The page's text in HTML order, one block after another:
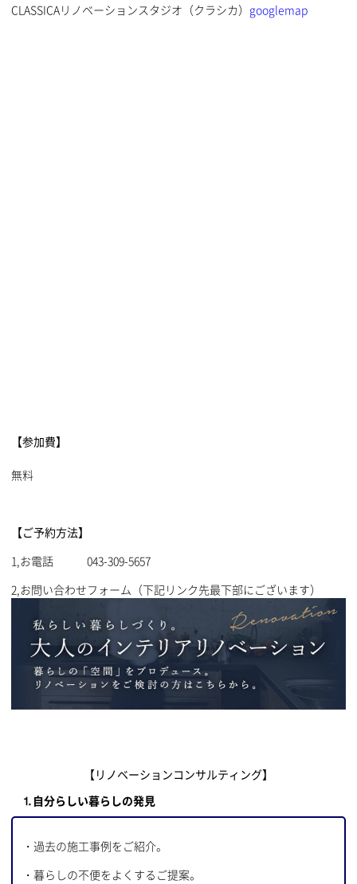
CLASSICAリノベーションスタジオ（クラシカ） googlemap
【参加費】
無料
【ご予約方法】
1,お電話 043-309-5657
2,お問い合わせフォーム（下記リンク先最下部にございます）
【リノベーションコンサルティング】
⒈自分らしい暮らしの発見
・過去の施工事例をご紹介。
・暮らしの不便をよくするご提案。